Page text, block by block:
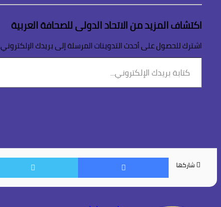
اكتشاف المزيد من الاتحاد الدولى للصحافة العربية
اشترك للحصول على أحدث التدوينات المرسلة إلى بريدك الإلكتروني.
بريدك
الإلكتروني...
شاركها